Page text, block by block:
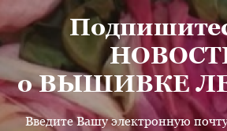
о ВЫШИВКЕ
Введите Вашу электронную